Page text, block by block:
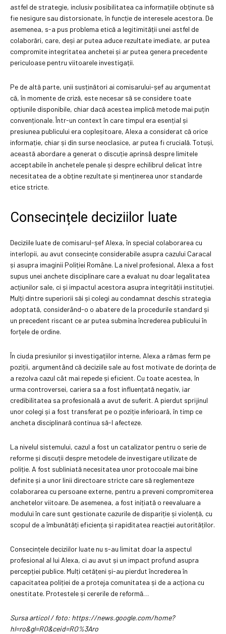
astfel de strategie, inclusiv posibilitatea ca informațiile obținute să
fie nesigure sau distorsionate, în funcție de interesele acestora. De
asemenea, s-a pus problema etică a legitimității unei astfel de
colaborări, care, deși ar putea aduce rezultate imediate, ar putea
compromite integritatea anchetei și ar putea genera precedente
periculoase pentru viitoarele investigații.
Pe de altă parte, unii susținători ai comisarului-șef au argumentat
că, în momente de criză, este necesar să se considere toate
opțiunile disponibile, chiar dacă acestea implică metode mai puțin
convenționale. Într-un context în care timpul era esențial și
presiunea publicului era copleșitoare, Alexa a considerat că orice
informație, chiar și din surse neoclasice, ar putea fi crucială. Totuși,
această abordare a generat o discuție aprinsă despre limitele
acceptabile în anchetele penale și despre echilibrul delicat între
necesitatea de a obține rezultate și menținerea unor standarde
etice stricte.
Consecințele deciziilor luate
Deciziile luate de comisarul-șef Alexa, în special colaborarea cu
interlopii, au avut consecințe considerabile asupra cazului Caracal
și asupra imaginii Poliției Române. La nivel profesional, Alexa a fost
supus unei anchete disciplinare care a evaluat nu doar legalitatea
acțiunilor sale, ci și impactul acestora asupra integrității instituției.
Mulți dintre superiorii săi și colegi au condamnat deschis strategia
adoptată, considerând-o o abatere de la procedurile standard și
un precedent riscant ce ar putea submina încrederea publicului în
forțele de ordine.
În ciuda presiunilor și investigațiilor interne, Alexa a rămas ferm pe
poziții, argumentând că deciziile sale au fost motivate de dorința de
a rezolva cazul cât mai repede și eficient. Cu toate acestea, în
urma controversei, cariera sa a fost influențată negativ, iar
credibilitatea sa profesională a avut de suferit. A pierdut sprijinul
unor colegi și a fost transferat pe o poziție inferioară, în timp ce
ancheta disciplinară continua să-l afecteze.
La nivelul sistemului, cazul a fost un catalizator pentru o serie de
reforme și discuții despre metodele de investigare utilizate de
poliție. A fost subliniată necesitatea unor protocoale mai bine
definite și a unor linii directoare stricte care să reglementeze
colaborarea cu persoane externe, pentru a preveni compromiterea
anchetelor viitoare. De asemenea, a fost inițiată o reevaluare a
modului în care sunt gestionate cazurile de dispariție și violență, cu
scopul de a îmbunătăți eficiența și rapiditatea reacției autorităților.
Consecințele deciziilor luate nu s-au limitat doar la aspectul
profesional al lui Alexa, ci au avut și un impact profund asupra
percepției publice. Mulți cetățeni și-au pierdut încrederea în
capacitatea poliției de a proteja comunitatea și de a acționa cu
onestitate. Protestele și cererile de reformă…
Sursa articol / foto: https://news.google.com/home?
hl=ro&gl=RO&ceid=RO%3Aro